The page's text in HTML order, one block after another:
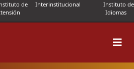
de
Interinstitucional
Instituto de
Idiomas